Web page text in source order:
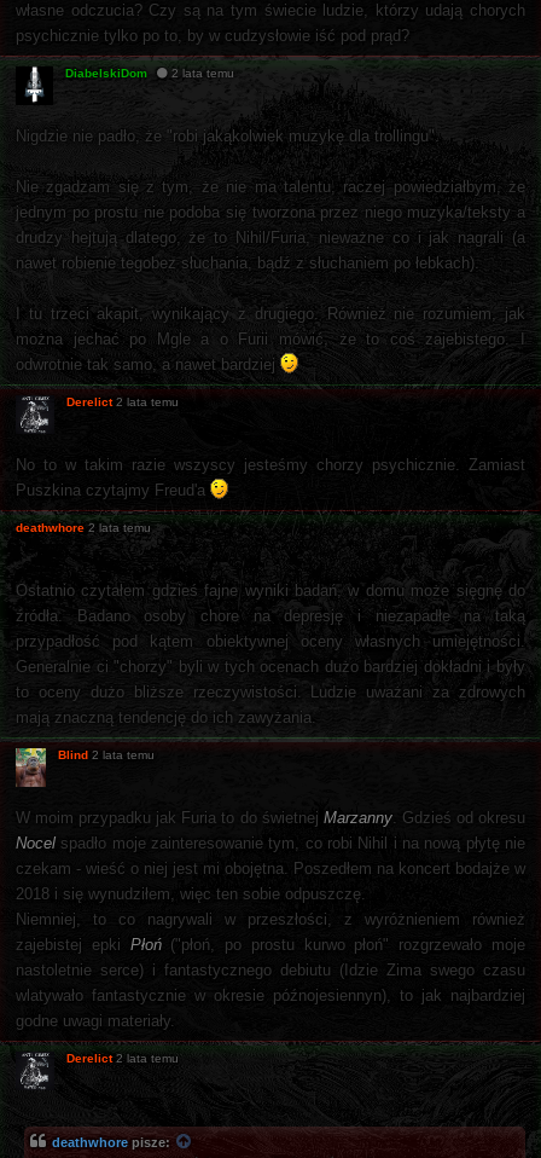
własne odczucia? Czy są na tym świecie ludzie, którzy udają chorych
psychicznie tylko po to, by w cudzysłowie iść pod prąd?
DiabelskiDom 2 lata temu
Nigdzie nie padło, że "robi jakąkolwiek muzykę dla trollingu".
Nie zgadzam się z tym, że nie ma talentu, raczej powiedziałbym, że
jednym po prostu nie podoba się tworzona przez niego muzyka/teksty a
drudzy hejtują dlatego, że to Nihil/Furia, nieważne co i jak nagrali (a
nawet robienie tegobez słuchania, bądź z słuchaniem po łebkach).
I tu trzeci akapit, wynikający z drugiego. Również nie rozumiem, jak
można jechać po Mgle a o Furii mówić, że to coś zajebistego. I
odwrotnie tak samo, a nawet bardziej
Derelict 2 lata temu
No to w takim razie wszyscy jesteśmy chorzy psychicznie. Zamiast
Puszkina czytajmy Freud'a
deathwhore 2 lata temu
Ostatnio czytałem gdzieś fajne wyniki badań, w domu może sięgnę do
źródła. Badano osoby chore na depresję i niezapadłe na taką
przypadłość pod kątem obiektywnej oceny własnych umiejętności.
Generalnie ci "chorzy" byli w tych ocenach dużo bardziej dokładni i były
to oceny dużo bliższe rzeczywistości. Ludzie uważani za zdrowych
mają znaczną tendencję do ich zawyżania.
Blind 2 lata temu
W moim przypadku jak Furia to do świetnej Marzanny. Gdzieś od okresu
Nocel spadło moje zainteresowanie tym, co robi Nihil i na nową płytę nie
czekam - wieść o niej jest mi obojętna. Poszedłem na koncert bodajże w
2018 i się wynudziłem, więc ten sobie odpuszczę.
Niemniej, to co nagrywali w przeszłości, z wyróżnieniem również
zajebistej epki Płoń("płoń, po prostu kurwo płoń" rozgrzewało moje
nastoletnie serce) i fantastycznego debiutu (Idzie Zima swego czasu
wlatywało fantastycznie w okresie późnojesiennyn), to jak najbardziej
godne uwagi materiały.
Derelict 2 lata temu
deathwhorepisze: